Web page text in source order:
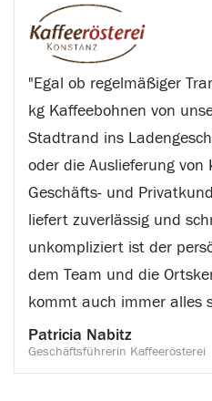
"Egal ob regelmäßiger
kg Kaffeebohnen von
Stadtrand ins
oder die Auslieferung von
Geschäfts- und
liefert zuverlässig und
unkompliziert ist der
dem Team und die
kommt auch immer alles
Patricia Nabitz
Geschäftsführerin Kaffeerösterei